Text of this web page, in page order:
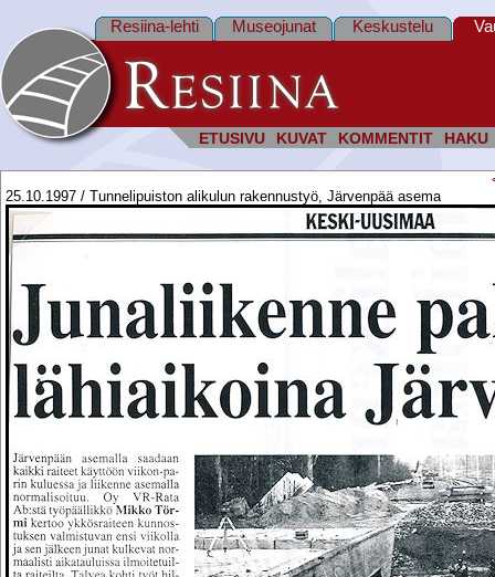
ETUSIVU KUVAT KOMMENTIT HAKU
Resiina-lehti Museojunat Keskustelu
25.10.1997 / Tunnelipuiston alikulun rakennustyö, Järvenpää asema